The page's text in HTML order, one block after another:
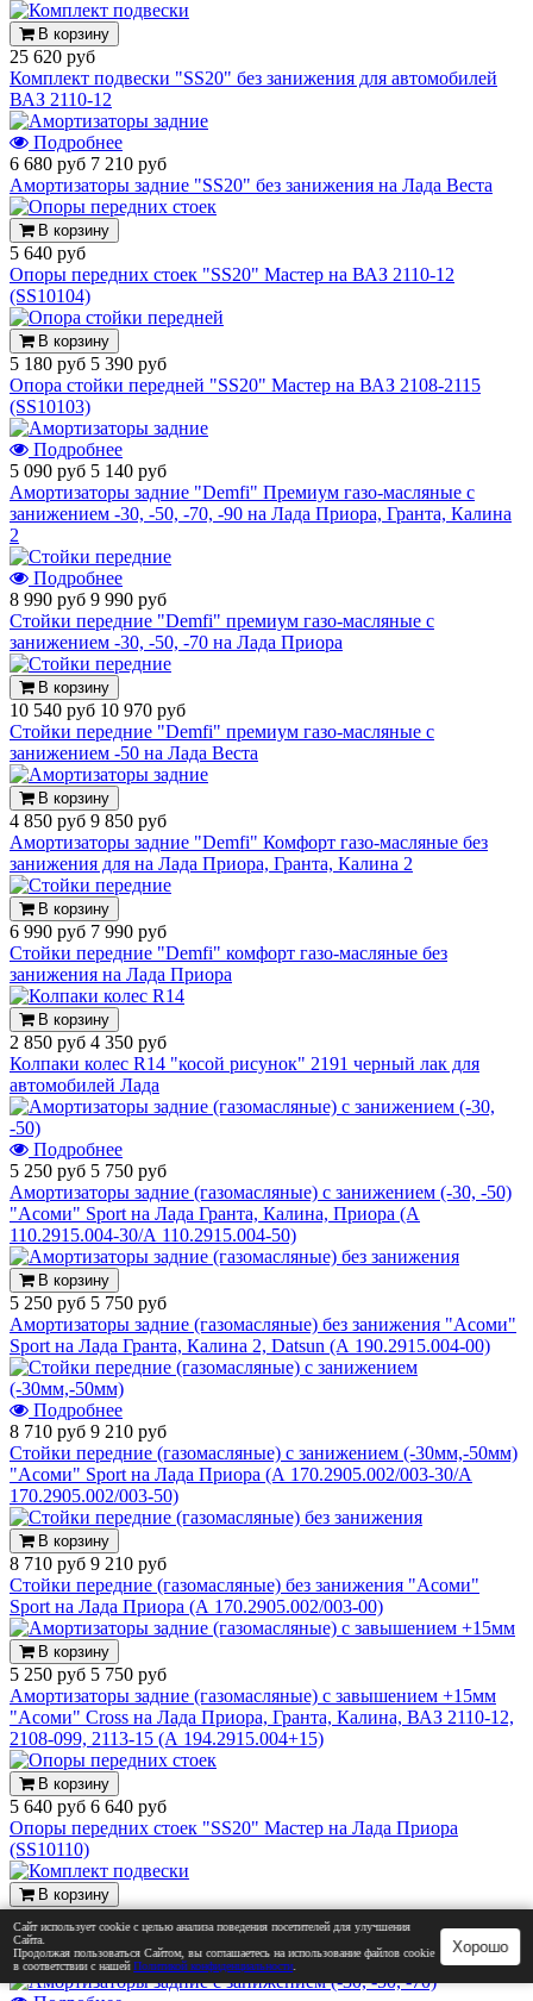
В корзину
25 620 руб
Комплект подвески "SS20" без занижения для автомобилей
ВАЗ 2110-12
Подробнее
6 680 руб 7 210 руб
Амортизаторы задние "SS20" без занижения на Лада Веста
В корзину
5 640 руб
Опоры передних стоек "SS20" Мастер на ВАЗ 2110-12
(SS10104)
В корзину
5 180 руб 5 390 руб
Опора стойки передней "SS20" Мастер на ВАЗ 2108-2115
(SS10103)
Подробнее
5 090 руб 5 140 руб
Амортизаторы задние "Demfi" Премиум газо-масляные с
занижением -30, -50, -70, -90 на Лада Приора, Гранта, Калина
2
Подробнее
8 990 руб 9 990 руб
Стойки передние "Demfi" премиум газо-масляные с
занижением -30, -50, -70 на Лада Приора
В корзину
10 540 руб 10 970 руб
Стойки передние "Demfi" премиум газо-масляные с
занижением -50 на Лада Веста
В корзину
4 850 руб 9 850 руб
Амортизаторы задние "Demfi" Комфорт газо-масляные без
занижения для на Лада Приора, Гранта, Калина 2
В корзину
6 990 руб 7 990 руб
Стойки передние "Demfi" комфорт газо-масляные без
занижения на Лада Приора
В корзину
2 850 руб 4 350 руб
Колпаки колес R14 "косой рисунок" 2191 черный лак для
автомобилей Лада
Подробнее
5 250 руб 5 750 руб
Амортизаторы задние (газомасляные) с занижением (-30, -50)
"Асоми" Sport на Лада Гранта, Калина, Приора (А
110.2915.004-30/А 110.2915.004-50)
В корзину
5 250 руб 5 750 руб
Амортизаторы задние (газомасляные) без занижения "Асоми"
Sport на Лада Гранта, Калина 2, Datsun (А 190.2915.004-00)
Подробнее
8 710 руб 9 210 руб
Стойки передние (газомасляные) с занижением (-30мм,-50мм)
"Асоми" Sport на Лада Приора (А 170.2905.002/003-30/А
170.2905.002/003-50)
В корзину
8 710 руб 9 210 руб
Стойки передние (газомасляные) без занижения "Асоми"
Sport на Лада Приора (А 170.2905.002/003-00)
В корзину
5 250 руб 5 750 руб
Амортизаторы задние (газомасляные) с завышением +15мм
"Асоми" Cross на Лада Приора, Гранта, Калина, ВАЗ 2110-12,
2108-099, 2113-15 (А 194.2915.004+15)
В корзину
5 640 руб 6 640 руб
Опоры передних стоек "SS20" Мастер на Лада Приора
(SS10110)
В корзину
26 320 руб
Комплект подвески "SS20" без занижения для автомобилей
Лада Приора, Гранта, Калина 2
Сайт использует cookie с целью анализа поведения посетителей для улучшения
Сайта.
Продолжая пользоваться Сайтом, вы соглашаетесь на использование файлов cookie
в соответствии с нашейПолитикой конфиденциальности.
Хорошо